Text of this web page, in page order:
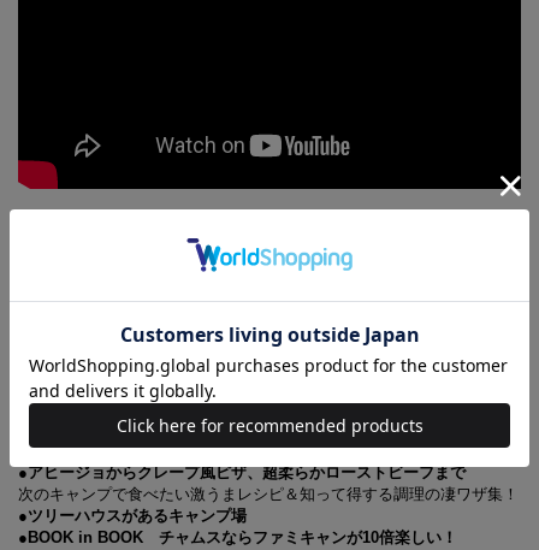
特別付録 CHUMSブービーバードキャンプクッカー
肉を焼くだけの料理から卒業！ 脱マンネリのキャンプ飯！
●付録のクッカーでおいしいキャンプめしできました！
たけだバーベキュー、阿諏訪泰義（うしろシティ）、じゅんいちダビッ
ドソン
●スノーピーク、コールマン、DOD、ogawa……
今欲しい高機能ギア傑作選！
●アヒージョからクレープ風ピザ、超柔らかローストビーフまで
次のキャンプで食べたい激うまレシピ＆知って得する調理の凄ワザ集！
●ツリーハウスがあるキャンプ場
●BOOK in BOOK チャムスならファミキャンが10倍楽しい！